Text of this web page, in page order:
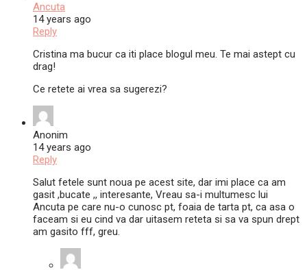
Ancuta
14 years ago
Reply
Cristina ma bucur ca iti place blogul meu. Te mai astept cu
drag!
Ce retete ai vrea sa sugerezi?
Anonim
14 years ago
Reply
Salut fetele sunt noua pe acest site, dar imi place ca am
gasit ,bucate ,, interesante, Vreau sa-i multumesc lui
Ancuta pe care nu-o cunosc pt, foaia de tarta pt, ca asa o
faceam si eu cind va dar uitasem reteta si sa va spun drept
am gasito fff, greu.